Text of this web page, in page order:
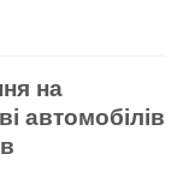
на
автомобілів